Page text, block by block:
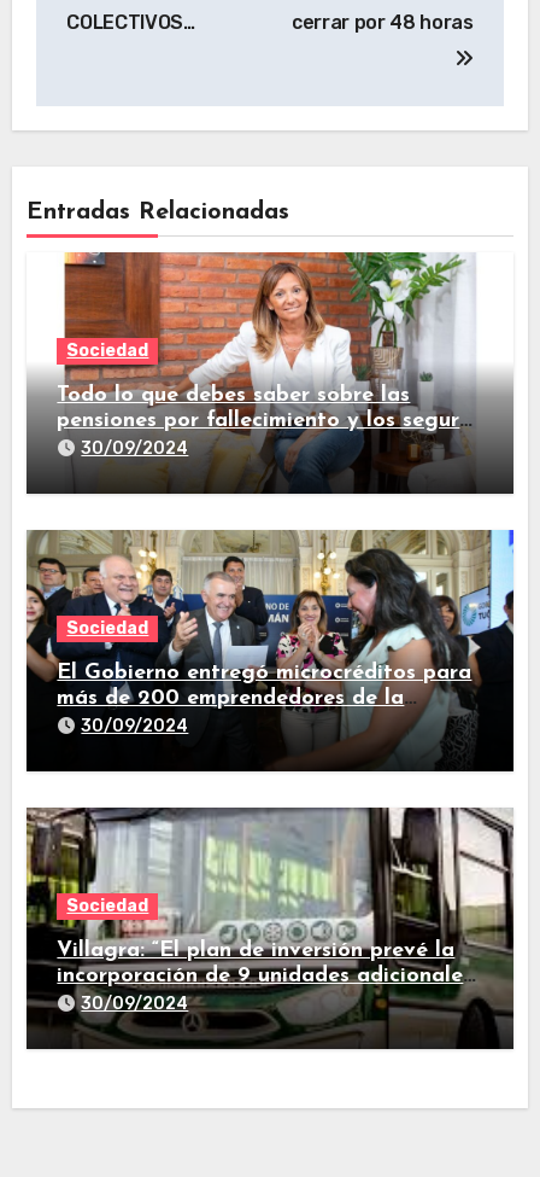
COLECTIVOS…
cerrar por 48 horas
Entradas Relacionadas
Sociedad
Todo lo que debes saber sobre las
pensiones por fallecimiento y los seguros
de vida
30/09/2024
Sociedad
El Gobierno entregó microcréditos para
más de 200 emprendedores de la
provincia
30/09/2024
Sociedad
Villagra: “El plan de inversión prevé la
incorporación de 9 unidades adicionales
para 2025″
30/09/2024